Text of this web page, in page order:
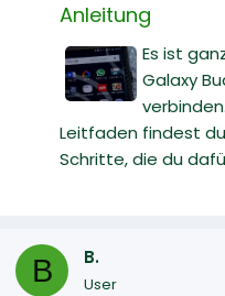
Anleitung
Es ist
Galaxy
Leitfaden findest
Schritte, die du
B B.
User